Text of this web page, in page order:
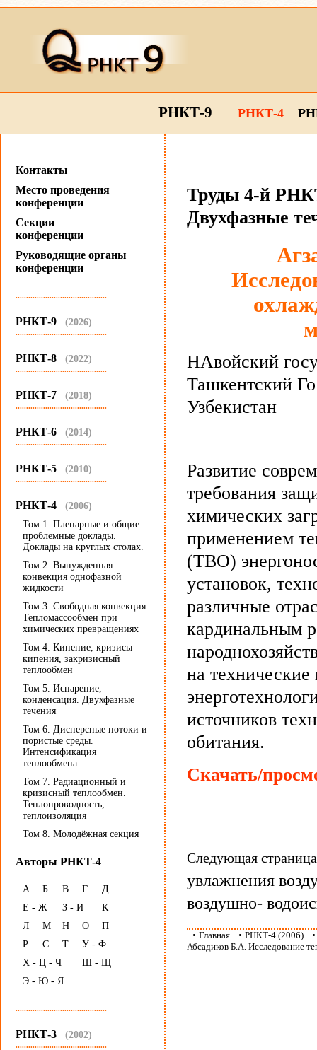
РНКТ-9 РНКТ-4
Контакты
Место проведения
конференции
Секции
конференции
Руководящие органы
конференции
...........................................
РНКТ-9 (2026)
...........................................
РНКТ-8 (2022)
...........................................
РНКТ-7 (2018)
...........................................
РНКТ-6 (2014)
...........................................
РНКТ-5 (2010)
...........................................
РНКТ-4 (2006)
Том 1. Пленарные и общие
проблемные доклады.
Доклады на круглых столах.
Том 2. Вынужденная
конвекция однофазной
жидкости
Том 3. Свободная конвекция.
Тепломассообмен при
химических превращениях
Том 4. Кипение, кризисы
кипения, закризисный
теплообмен
Том 5. Испарение,
конденсация. Двухфазные
течения
Том 6. Дисперсные потоки и
пористые среды.
Интенсификация
теплообмена
Том 7. Радиационный и
кризисный теплообмен.
Теплопроводность,
теплоизоляция
Том 8. Молодёжная секция
Авторы РНКТ-4
А Б В Г
Д
Е - Ж
З - И
К
Л
М Н О
П
Р
С Т
У - Ф
Х - Ц - Ч
Ш - Щ
Э - Ю - Я
...........................................
РНКТ-3 (2002)
...........................................
Труды 4-й
Двухфазные
НАвойский
Ташкентский
Узбекистан
Развитие
требования
химических
применением
(ТВО)
установок,
различные
кардинальным
на
источников
обитания.
Скачать/
Следующая
увлажнения
воздушно-
• Главная • РНКТ-4 (2006)
Абсадиков Б.А. Исследование